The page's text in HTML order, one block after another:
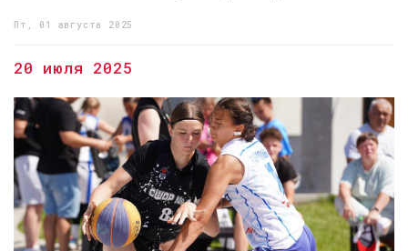
Пт, 01 августа 2025
20 июля 2025